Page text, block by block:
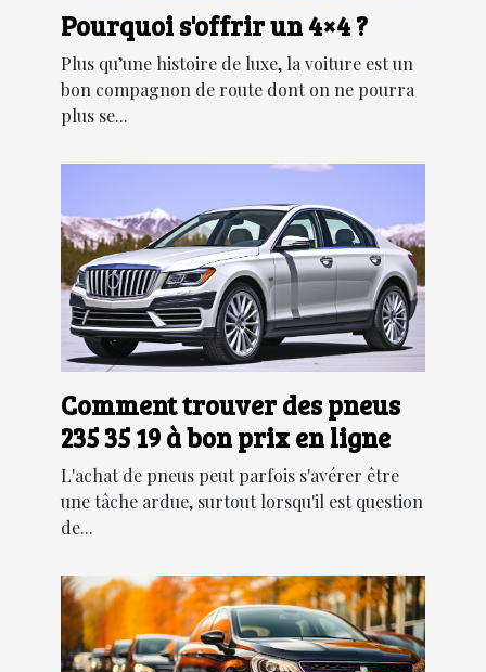
Pourquoi s'offrir un 4×4 ?
Plus qu’une histoire de luxe, la voiture est un
bon compagnon de route dont on ne pourra
plus se...
Comment trouver des pneus
235 35 19 à bon prix en ligne
L'achat de pneus peut parfois s'avérer être
une tâche ardue, surtout lorsqu'il est question
de...